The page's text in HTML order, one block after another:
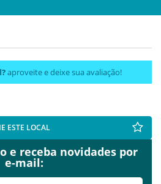
aproveite e deixe sua avaliação!
ESTE LOCAL
e receba novidades por
e-mail: